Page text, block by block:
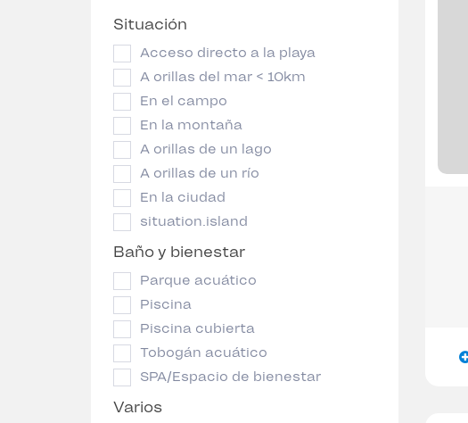
Situación
Acceso directo a la playa
A orillas del mar < 10km
En el campo
En la montaña
A orillas de un lago
A orillas de un río
En la ciudad
situation.island
Baño y bienestar
Parque acuático
Piscina
Piscina cubierta
Tobogán acuático
SPA/Espacio de bienestar
Varios